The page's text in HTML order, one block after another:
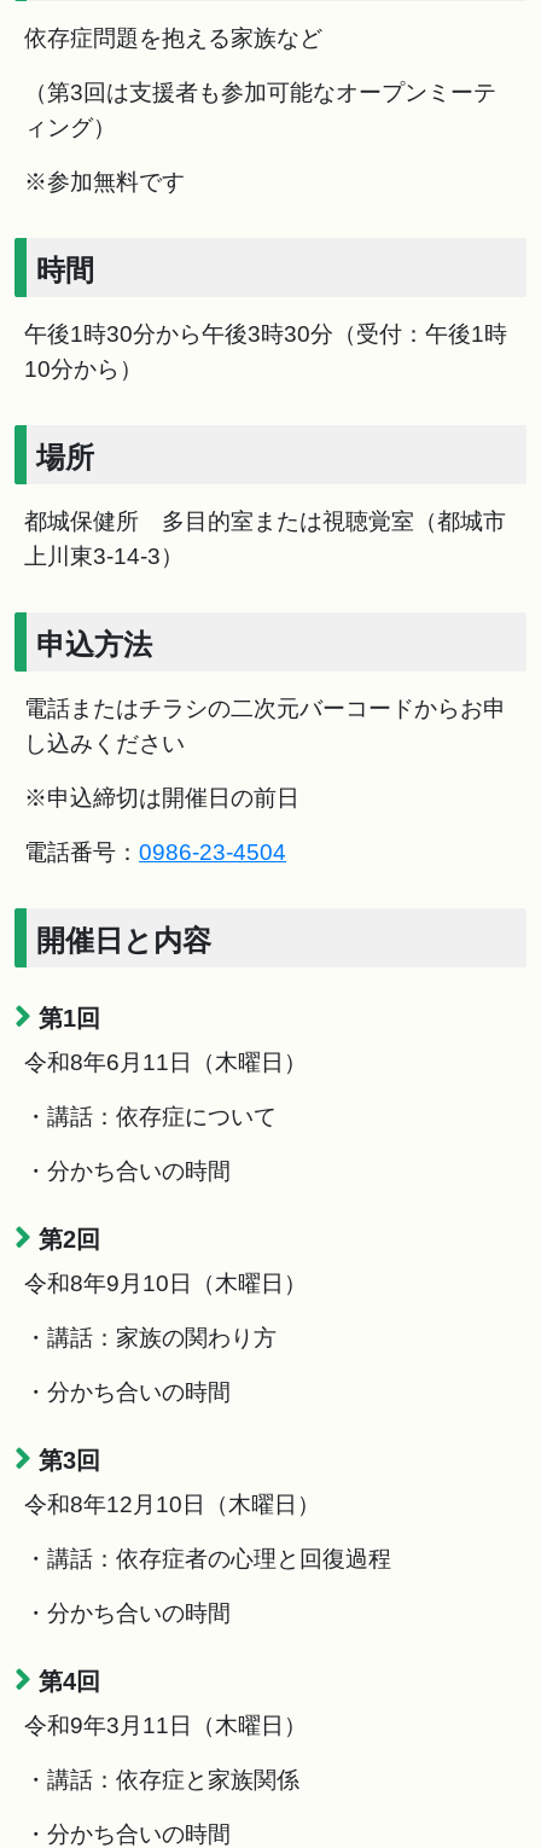
依存症問題を抱える家族など
（第3回は支援者も参加可能なオープンミーテ
ィング）
※参加無料です
時間
午後1時30分から午後3時30分（受付：午後1時
10分から）
場所
都城保健所 多目的室または視聴覚室（都城市
上川東3-14-3）
申込方法
電話またはチラシの二次元バーコードからお申
し込みください
※申込締切は開催日の前日
電話番号： 0986-23-4504
開催日と内容
第1回
令和8年6月11日（木曜日）
・講話：依存症について
・分かち合いの時間
第2回
令和8年9月10日（木曜日）
・講話：家族の関わり方
・分かち合いの時間
第3回
令和8年12月10日（木曜日）
・講話：依存症者の心理と回復過程
・分かち合いの時間
第4回
令和9年3月11日（木曜日）
・講話：依存症と家族関係
・分かち合いの時間